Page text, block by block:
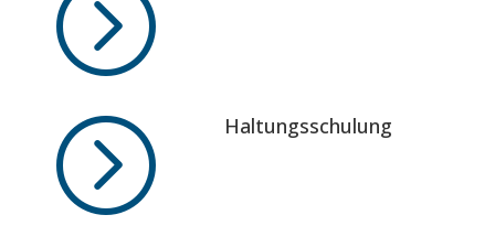
=
= Haltungsschulung